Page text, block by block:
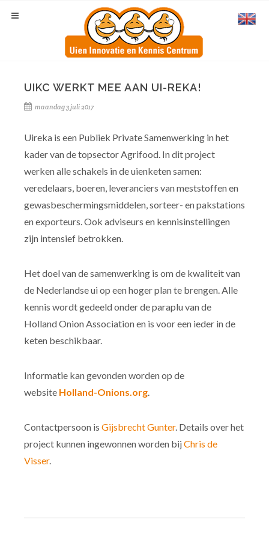
UIKC WERKT MEE AAN UI-REKA!
maandag 3 juli 2017
Uireka is een Publiek Private Samenwerking in het
kader van de topsector Agrifood. In dit project
werken alle schakels in de uienketen samen:
veredelaars, boeren, leveranciers van meststoffen en
gewasbeschermingsmiddelen, sorteer- en pakstations
en exporteurs. Ook adviseurs en kennisinstellingen
zijn intensief betrokken.
Het doel van de samenwerking is om de kwaliteit van
de Nederlandse ui op een hoger plan te brengen. Alle
kennis wordt gedeeld onder de paraplu van de
Holland Onion Association en is voor een ieder in de
keten beschikbaar.
Informatie kan gevonden worden op de
website Holland-Onions.org.
Contactpersoon is Gijsbrecht Gunter. Details over het
project kunnen ingewonnen worden bijChris de
Visser.